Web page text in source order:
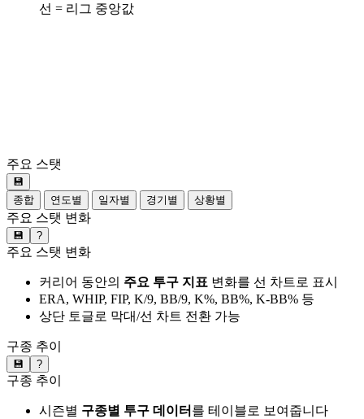
선 = 리그 중앙값
주요 스탯
💾
종합
연도별 일자별 경기별 상황별
주요 스탯 변화
💾 ?
주요 스탯 변화
커리어 동안의 주요 투구 지표 변화를 선 차트로 표시
ERA, WHIP, FIP, K/9, BB/9, K%, BB%, K-BB% 등
상단 토글로 막대/선 차트 전환 가능
구종 추이
💾 ?
구종 추이
시즌별 구종별 투구 데이터 를 테이블로 보여줍니다